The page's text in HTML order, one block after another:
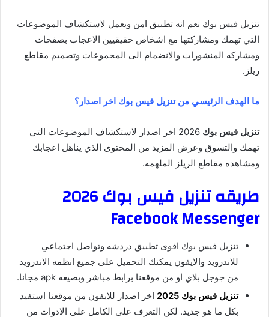
تنزيل فيس بوك نعم انه تطبيق امن ويعمل لاستكشاف الموضوعات
التي تهمك ومشاركتها مع اشخاص حقيقيين الاعجاب بصفحات
ومشاركه المنشورات والانضمام الى المجموعات وتصميم مقاطع
ريلز.
ما الهدف الرئيسي من تنزيل فيس بوك اخر اصدار؟
تنزيل فيس بوك
2026 اخر اصدار لاستكشاف الموضوعات التي
تهمك والتسوق وعرض المزيد من المحتوى الذي يناهل اعجابك
ومشاهده مقاطع الريلز الملهمه.
طريقه تنزيل فيس بوك 2026
Facebook Messenger
تنزيل فيس بوك اقوى تطبيق دردشه وتواصل اجتماعي
للاندرويد والايفون يمكنك التحميل على جميع انظمه الاندرويد
من جوجل بلاي او من موقعنا برابط مباشر وبصيغه apk مجانا.
تنزيل فيس بوك 2025
اخر اصدار للايفون من موقعنا استفيد
بكل ما هو جديد. لكن التعرف على الكامل على الادوات من